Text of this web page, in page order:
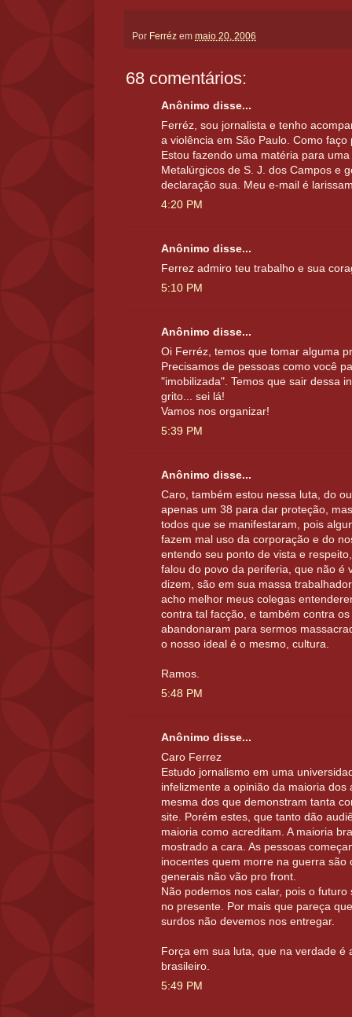
Por Ferréz em maio 20, 2006
68 comentários:
Anônimo disse...
Ferréz, sou jornalista e tenho
a violência em São Paulo. Como
Estou fazendo uma matéria para
Metalúrgicos de S. J. dos Campos e
declaração sua. Meu e-mail é
4:20 PM
Anônimo disse...
Ferrez admiro teu trabalho e sua
5:10 PM
Anônimo disse...
Oi Ferréz, temos que tomar alguma
Precisamos de pessoas como você
"imobilizada". Temos que sair dessa
grito... sei lá!
Vamos nos organizar!
5:39 PM
Anônimo disse...
Caro, também estou nessa luta, do
apenas um 38 para dar proteção,
todos que se manifestaram, pois
fazem mal uso da corporação e do
entendo seu ponto de vista e
falou do povo da periferia, que não é
dizem, são em sua massa
acho melhor meus colegas
contra tal facção, e também contra
abandonaram para sermos
o nosso ideal é o mesmo, cultura.
Ramos.
5:48 PM
Anônimo disse...
Caro Ferrez
Estudo jornalismo em uma
infelizmente a opinião da maioria
mesma dos que demonstram tanta
site. Porém estes, que tanto dão
maioria como acreditam. A maioria
mostrado a cara. As pessoas
inocentes quem morre na guerra são
generais não vão pro front.
Não podemos nos calar, pois o
no presente. Por mais que pareça
surdos não devemos nos entregar.
Força em sua luta, que na verdade é
brasileiro.
5:49 PM